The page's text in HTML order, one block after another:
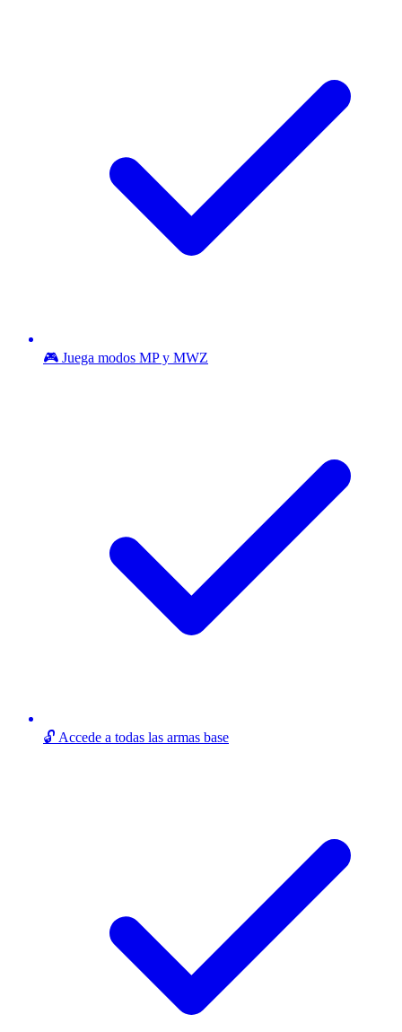
🎮 Juega modos MP y MWZ
🔓 Accede a todas las armas base